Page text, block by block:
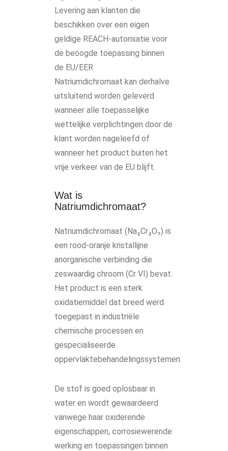
Levering aan klanten die
beschikken over een eigen
geldige REACH-autorisatie voor
de beoogde toepassing binnen
de EU/EER
Natriumdichromaat kan derhalve
uitsluitend worden geleverd
wanneer alle toepasselijke
wettelijke verplichtingen door de
klant worden nageleefd of
wanneer het product buiten het
vrije verkeer van de EU blijft.
Wat is
Natriumdichromaat?
Natriumdichromaat (Na₂Cr₂O₇) is
een rood-oranje kristallijne
anorganische verbinding die
zeswaardig chroom (Cr VI) bevat.
Het product is een sterk
oxidatiemiddel dat breed werd
toegepast in industriële
chemische processen en
gespecialiseerde
oppervlaktebehandelingssystemen.
De stof is goed oplosbaar in
water en wordt gewaardeerd
vanwege haar oxiderende
eigenschappen, corrosiewerende
werking en toepassingen binnen